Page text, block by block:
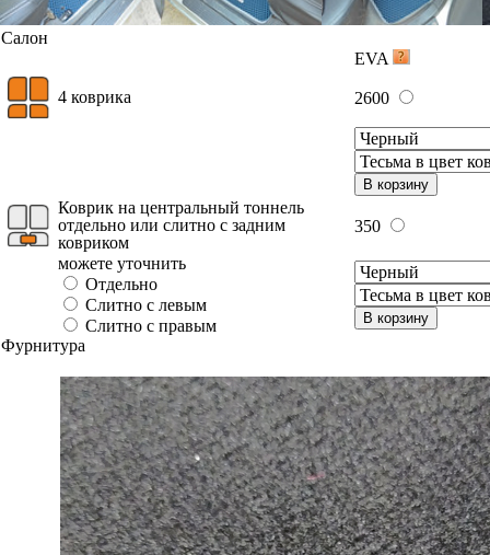
Салон
EVA
4 коврика 2600
В корзину
Коврик на центральный тоннель
отдельно или слитно с задним
ковриком
350
можете уточнить
Отдельно
Слитно с левым
Слитно с правым
В корзину
Фурнитура